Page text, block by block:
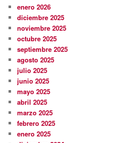
enero 2026
diciembre 2025
noviembre 2025
octubre 2025
septiembre 2025
agosto 2025
julio 2025
junio 2025
mayo 2025
abril 2025
marzo 2025
febrero 2025
enero 2025